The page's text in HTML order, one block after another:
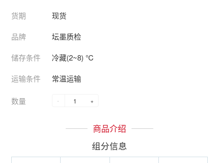
货期 现货
品牌 坛墨质检
储存条件 冷藏(2~8) ℃
运输条件 常温运输
数量 - +
商品介绍
组分信息